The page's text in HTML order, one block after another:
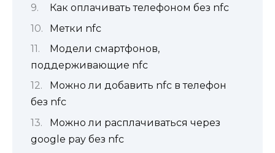
Как оплачивать телефоном без nfc
Метки nfc
Модели смартфонов,
поддерживающие nfc
Можно ли добавить nfc в телефон
без nfc
Можно ли расплачиваться через
google pay без nfc